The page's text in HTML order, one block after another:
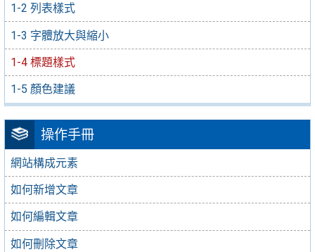
1-2 列表樣式
1-3 字體放大與縮小
1-4 標題樣式
1-5 顏色建議
操作手冊
網站構成元素
如何新增文章
如何編輯文章
如何刪除文章